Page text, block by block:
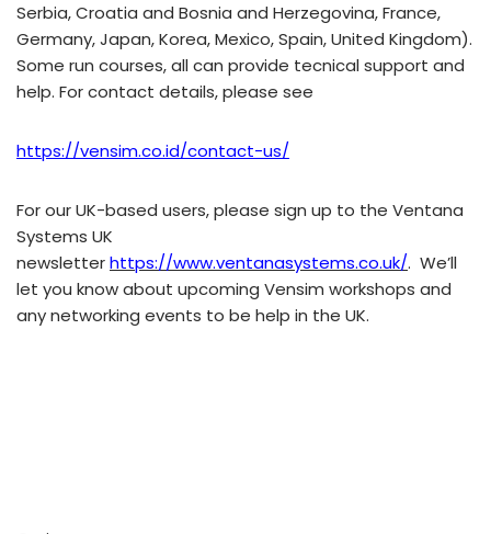
Serbia, Croatia and Bosnia and Herzegovina, France,
Germany, Japan, Korea, Mexico, Spain, United Kingdom).
Some run courses, all can provide tecnical support and
help. For contact details, please see
https://vensim.co.id/contact-us/
For our UK-based users, please sign up to the Ventana
Systems UK
newsletterhttps://www.ventanasystems.co.uk/. We’ll
let you know about upcoming Vensim workshops and
any networking events to be help in the UK.